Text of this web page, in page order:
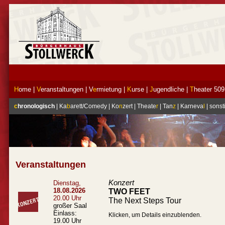
Home Veranstaltungen Vermietung Kurse Jugendliche Theater 509
chronologisch Kabarett/Comedy Konzert Theater Tanz Karneva sonsti
Veranstaltungen
Dienstag,
18.08.2026
20.00 Uhr
großer Saal
Einlass:
19.00 Uhr
Konzert
TWO FEET
The Next Steps Tour
Klicken, um Details einzublenden.